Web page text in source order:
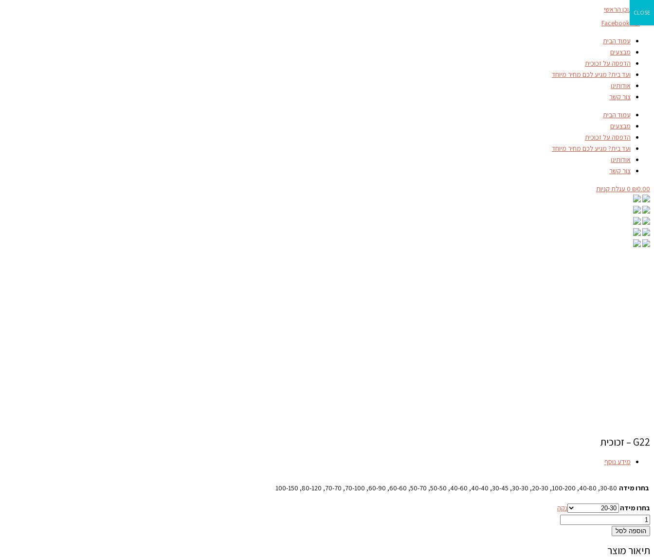
דילוג לתוכן הראשי
Facebook-f
עמוד הבית
מבצעים
הדפסה על זכוכית
ועד בית? מגיע לכם מחיר מיוחד
אודותינו
צור קשר
עמוד הבית
מבצעים
הדפסה על זכוכית
ועד בית? מגיע לכם מחיר מיוחד
אודותינו
צור קשר
₪0.00
0 עגלת קניות
G22 – זכוכית
מידע נוסף
בחרו מידה 30-80, 40-80, 100-200, 20-30, 30-30, 30-45, 40-40, 40-60, 50-50, 50-70, 60-60, 60-90, 70-100, 70-70, 80-120, 100-150
בחרו מידה נקה
הוספה לסל
תיאור מוצר
CLOSE